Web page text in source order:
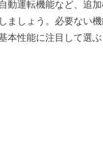
動運転機能など、追
ましょう。必要ない
本性能に注目して選